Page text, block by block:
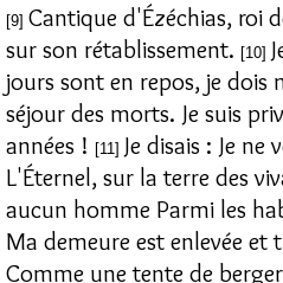
[9] Cantique d'Ézéchias, roi
sur son rétablissement. [10]
jours sont en repos, je dois
séjour des morts. Je suis
années ! [11] Je disais : Je
L'Éternel, sur la terre des
aucun homme Parmi les
Ma demeure est enlevée
Comme une tente de